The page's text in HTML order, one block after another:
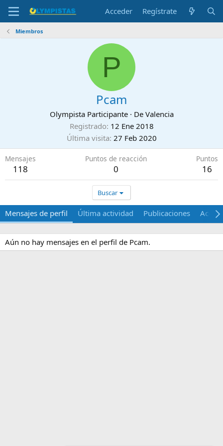
Acceder Regístrate
Miembros
P
Pcam
Olympista Participante · De Valencia
Registrado 12 Ene 2018
Última visita 27 Feb 2020
Mensajes
118
Puntos de reacción
0
Puntos
16
Buscar
Mensajes de perfil Última actividad Publicaciones Acerca
Aún no hay mensajes en el perfil de Pcam.